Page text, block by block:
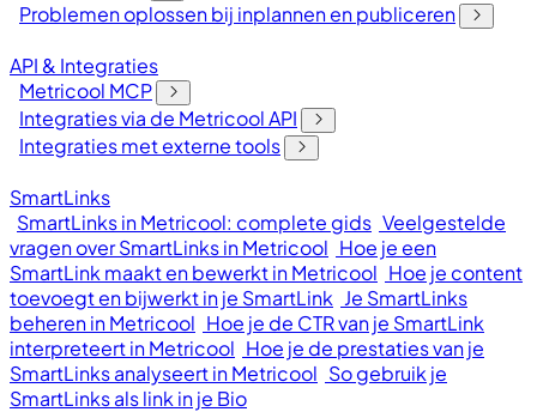
Problemen oplossen bij inplannen en publiceren
API & Integraties
Metricool MCP
Integraties via de Metricool API
Integraties met externe tools
SmartLinks
SmartLinks in Metricool: complete gids Veelgestelde
vragen over SmartLinks in Metricool Hoe je een
SmartLink maakt en bewerkt in Metricool Hoe je content
toevoegt en bijwerkt in je SmartLink Je SmartLinks
beheren in Metricool Hoe je de CTR van je SmartLink
interpreteert in Metricool Hoe je de prestaties van je
SmartLinks analyseert in Metricool So gebruik je
SmartLinks als link in je Bio